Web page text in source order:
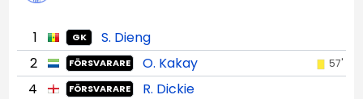
1 GK
S. Dieng
2
FÖRSVARARE O. Kakay 57'
4 FÖRSVARARE
R. Dickie